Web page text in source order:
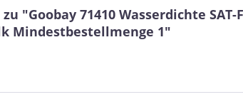
"Goobay 71410 Wasserdichte
Mindestbestellmenge 1"